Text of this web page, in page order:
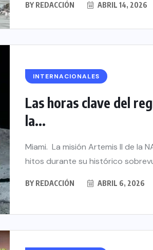
BY REDACCIÓN ABRIL 14, 2026
INTERNACIONALES
Las horas clave del
la...
Miami. La misión Artemis II de la
hitos durante su histórico
BY REDACCIÓN ABRIL 6, 2026